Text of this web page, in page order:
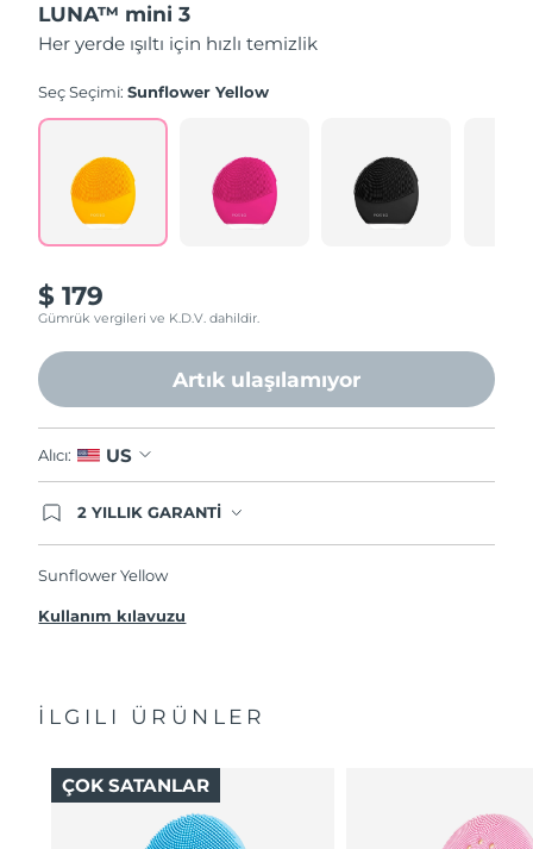
of
5
stars,
rating
Read
Reviews.
Same
page
LUNA™ mini 3
Her yerde ışıltı için hızlı temizlik
Seç Seçimi:Sunflower Yellow
$ 179
Gümrük vergileri ve K.D.V. dahildir.
Artık ulaşılamıyor
Alıcı: US
2 YILLIK GARANTİ
korunmaktadır. Cihazınızla ilgili herhangi bir
alan servisimize ve merkez ofis adresimize
Sunflower Yellow
Kullanım kılavuzu
İLGILI ÜRÜNLER
ÇOK SATANLAR